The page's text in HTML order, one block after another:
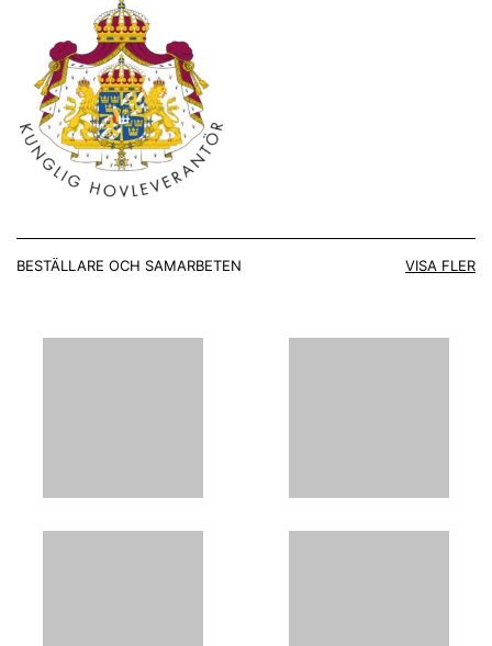
BESTÄLLARE OCH SAMARBETEN VISA FLER